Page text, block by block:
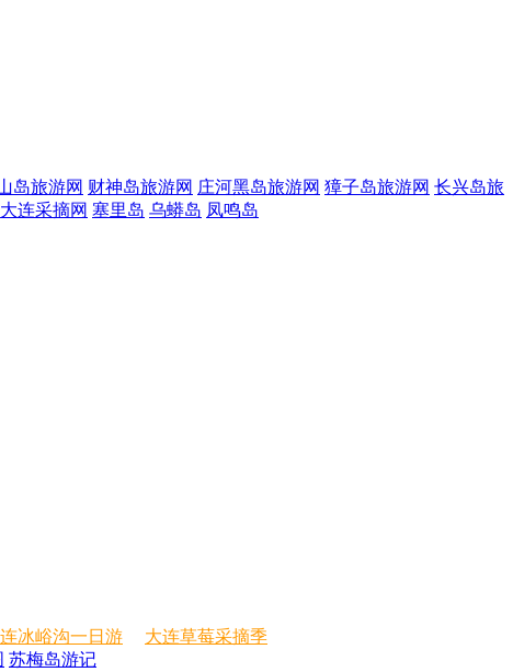
岛旅游网 财神岛旅游网 庄河黑岛旅游网 獐子岛旅游网 长兴岛旅
大连采摘网 塞里岛 乌蟒岛 凤鸣岛
冰峪沟一日游
大连草莓采摘季
苏梅岛游记